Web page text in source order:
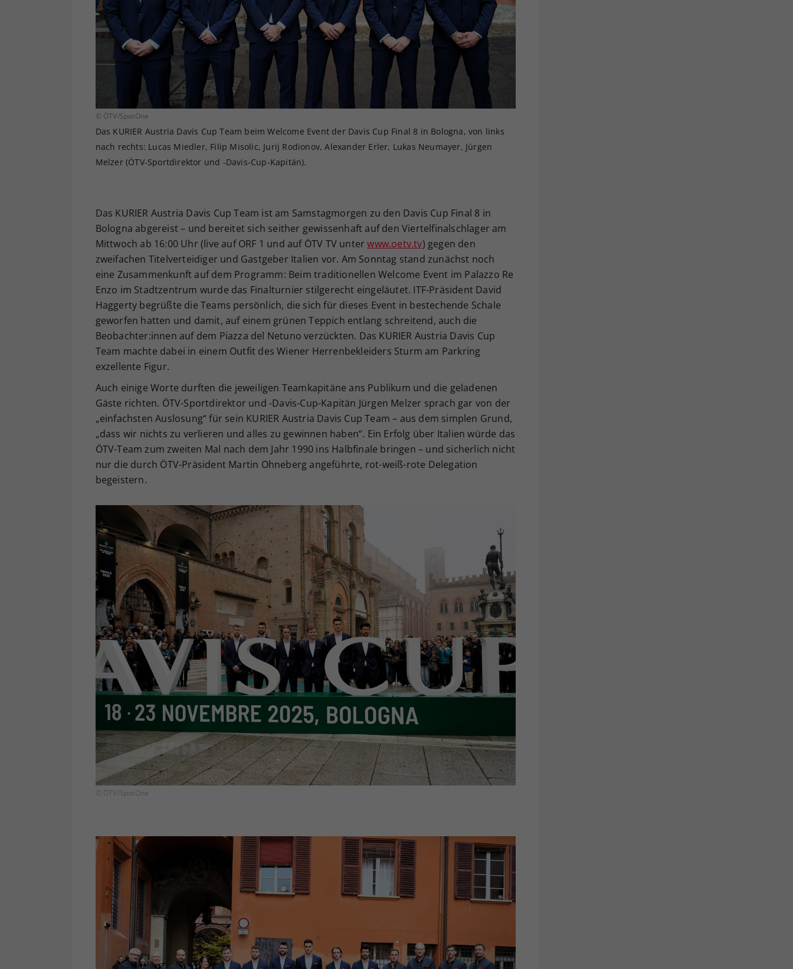
© ÖTV/SpotOne
Das KURIER Austria Davis Cup Team beim Welcome Event der Davis Cup Final 8 in Bologna, von links
nach rechts: Lucas Miedler, Filip Misolic, Jurij Rodionov, Alexander Erler, Lukas Neumayer, Jürgen
Melzer (ÖTV-Sportdirektor und -Davis-Cup-Kapitän).
Das KURIER Austria Davis Cup Team ist am Samstagmorgen zu den Davis Cup Final 8 in
Bologna abgereist – und bereitet sich seither gewissenhaft auf den Viertelfinalschlager am
Mittwoch ab 16:00 Uhr (live auf ORF 1 und auf ÖTV TV unterwww.oetv.tv) gegen den
zweifachen Titelverteidiger und Gastgeber Italien vor. Am Sonntag stand zunächst noch
eine Zusammenkunft auf dem Programm: Beim traditionellen Welcome Event im Palazzo Re
Enzo im Stadtzentrum wurde das Finalturnier stilgerecht eingeläutet. ITF-Präsident David
Haggerty begrüßte die Teams persönlich, die sich für dieses Event in bestechende Schale
geworfen hatten und damit, auf einem grünen Teppich entlang schreitend, auch die
Beobachter:innen auf dem Piazza del Netuno verzückten. Das KURIER Austria Davis Cup
Team machte dabei in einem Outfit des Wiener Herrenbekleiders Sturm am Parkring
exzellente Figur.
Auch einige Worte durften die jeweiligen Teamkapitäne ans Publikum und die geladenen
Gäste richten. ÖTV-Sportdirektor und -Davis-Cup-Kapitän Jürgen Melzer sprach gar von der
„einfachsten Auslosung“ für sein KURIER Austria Davis Cup Team – aus dem simplen Grund,
„dass wir nichts zu verlieren und alles zu gewinnen haben“. Ein Erfolg über Italien würde das
ÖTV-Team zum zweiten Mal nach dem Jahr 1990 ins Halbfinale bringen – und sicherlich nicht
nur die durch ÖTV-Präsident Martin Ohneberg angeführte, rot-weiß-rote Delegation
begeistern.
© ÖTV/SpotOne
Ihrer vorgenommen Einstellungen, falls der
Webseiten-Betreiber dies eingestellt hat.